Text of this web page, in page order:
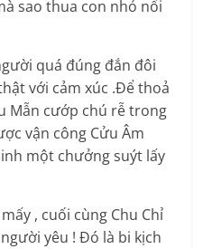
sao thua con nhỏ nổi
quá đúng đắn đôi
với cảm xúc .Để thoả
Mẫn cướp chú rễ trong
vận công Cửu Âm
một chưởng suýt lấy
, cuối cùng Chu Chỉ
yêu ! Đó là bi kịch